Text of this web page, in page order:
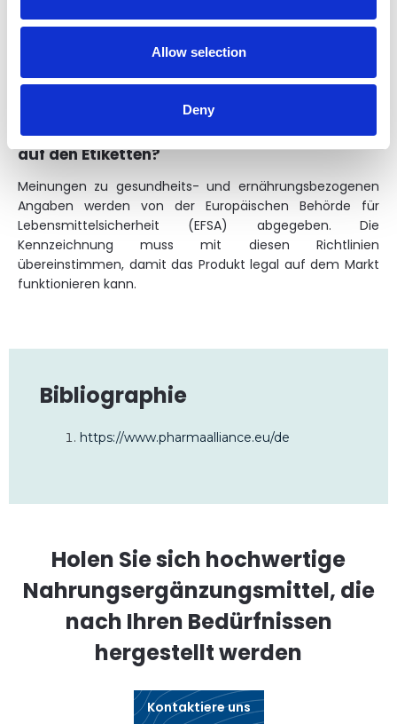
Allow selection
Deny
jeder in der Produktion verwendeten Zutat genau
Dokumentationen und Analysezertifikate für alle in der
Rezeptur enthaltenen Substanzen.
Welche Institution überprüft die Aussagen
auf den Etiketten?
Meinungen zu gesundheits- und ernährungsbezogenen
Angaben werden von der Europäischen Behörde für
Lebensmittelsicherheit (EFSA) abgegeben. Die
Kennzeichnung muss mit diesen Richtlinien
übereinstimmen, damit das Produkt legal auf dem Markt
funktionieren kann.
Bibliographie
https://www.pharmaalliance.eu/de
Holen Sie sich hochwertige
Nahrungsergänzungsmittel, die
nach Ihren Bedürfnissen
hergestellt werden
Kontaktiere uns